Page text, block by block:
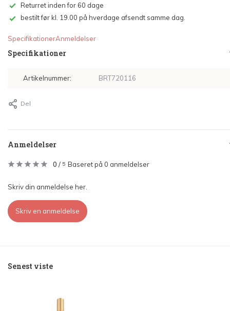
Returret inden for 60 dage
bestilt før kl. 19.00 på hverdage afsendt samme dag.
SpecifikationerAnmeldelser
Specifikationer
Artikelnummer: BRT720116
Del
Anmeldelser
0 / 5 Baseret på 0 anmeldelser
Skriv din anmeldelse her.
Skriv en anmeldelse
Senest viste